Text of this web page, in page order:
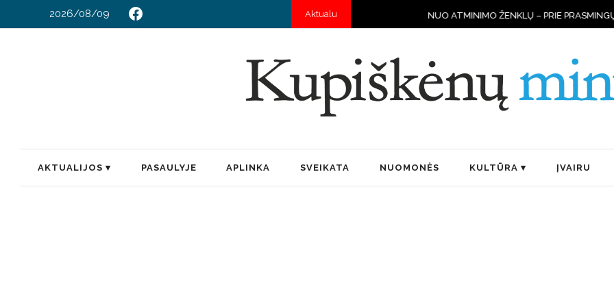
2026/08/09 AktualuNUO ATMINIMO ŽENKLŲ – PRIE PRASMINGŲ DARBŲ
AKTUALIJOS PASAULYJE APLINKA SVEIKATA NUOMONĖS KULTŪRA ĮVAIRU